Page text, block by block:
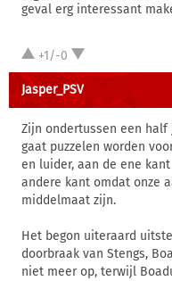
geval erg interessant
+1/-0
Jasper_PSV
Zijn ondertussen een
gaat puzzelen worden
en luider, aan de ene
andere kant omdat onze
middelmaat zijn.
Het begon uiteraard
doorbraak van Stengs,
niet meer op, terwijl